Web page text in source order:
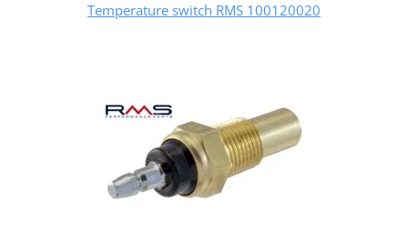
Temperature switch RMS 100120020